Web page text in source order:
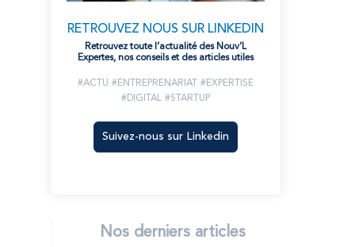
RETROUVEZ NOUS SUR LINKEDIN
Retrouvez toute l’actualité des Nouv’L
Expertes, nos conseils et des articles utiles
#ACTU #ENTREPRENARIAT
#EXPERTISE
#DIGITAL #STARTUP
Suivez-nous sur Linkedin
Nos derniers articles